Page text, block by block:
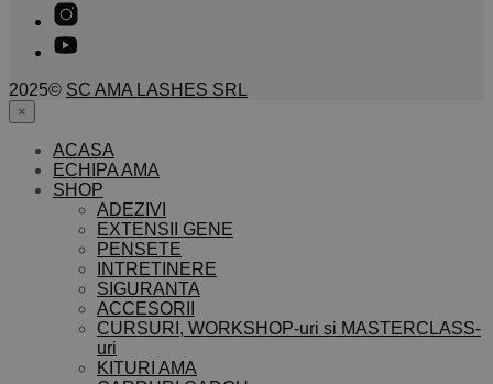
2025© SC AMA LASHES SRL
×
ACASA
ECHIPA AMA
SHOP
ADEZIVI
EXTENSII GENE
PENSETE
INTRETINERE
SIGURANTA
ACCESORII
CURSURI, WORKSHOP-uri si MASTERCLASS-
uri
KITURI AMA